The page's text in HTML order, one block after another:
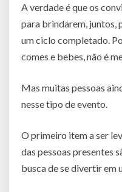
A verdade é que os
para brindarem, juntos,
um ciclo completado.
comes e bebes, não é
Mas muitas pessoas
nesse tipo de evento.
O primeiro item a ser
das pessoas presentes
busca de se divertir em